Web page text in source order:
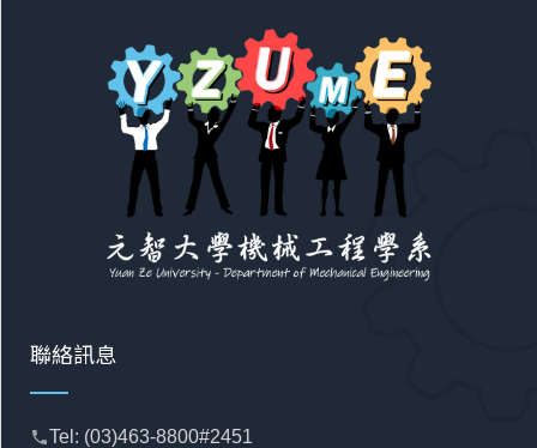
聯絡訊息
phoneTel: (03)463-8800#2451